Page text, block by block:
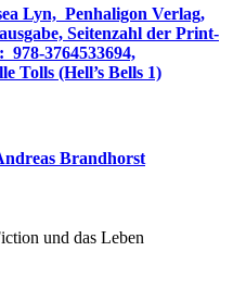
Lyn, ‎ Penhaligon Verlag,
Seitenzahl der Print-
Belle Tolls (Hell’s Bells 1)
Brandhorst
und das Leben